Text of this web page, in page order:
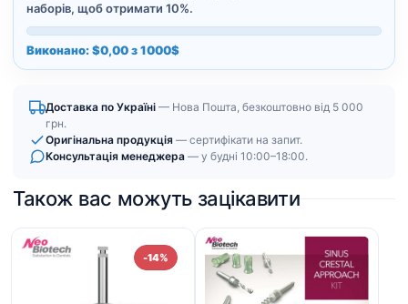
наборів, щоб отримати 10%.
Виконано: $0,00 з 1000$
Доставка по Україні — Нова Пошта, безкоштовно від 5 000
грн.
Оригінальна продукція — сертифікати на запит.
Консультація менеджера — у будні 10:00–18:00.
Також вас можуть зацікавити
-14%